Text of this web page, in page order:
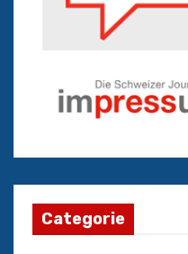
Categorie